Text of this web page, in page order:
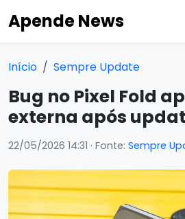
Apende News
Início Sempre Update
Bug no Pixel Fold
externa após
22/05/2026 14:31 · Fonte: Sempre